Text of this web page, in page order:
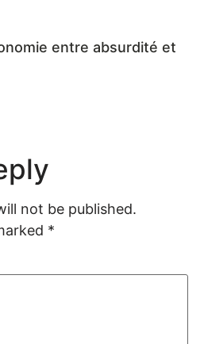
entre absurdité et
not be published.
*